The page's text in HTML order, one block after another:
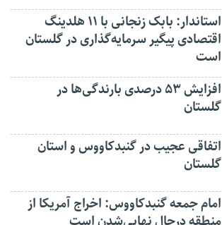
استاندار: بابک زنجانی با ۱۱ هلدینگ
اقتصادی پیگیر سرمایه‌گذاری در گلستان
است
افزایش ۵۳ درصدی بارندگی‌ها در
گلستان
اتفاقی عجیب در‌ گنبدکاووس و استان
گلستان
امام جمعه گنبدکاووس: اخراج آمریکا از